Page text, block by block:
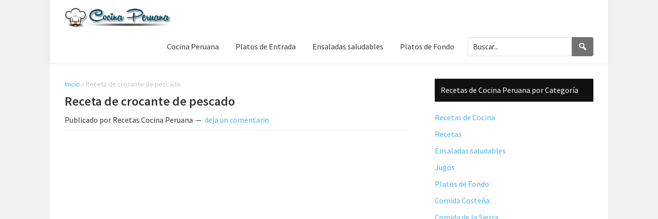
de
Comida
Peruana
Cocina Peruana Platos de Entrada Ensaladas saludables Platos de Fondo Buscar...
Inicio » Receta de crocante de pescado
Receta de crocante de pescado
Publicado por Recetas Cocina Peruana deja un comentario
Barra
lateral
principal
Recetas de Cocina Peruana por Categoría
Recetas de Cocina
Recetas
Ensaladas saludables
Jugos
Platos de Fondo
Comida Costeña
Comida de la Sierra